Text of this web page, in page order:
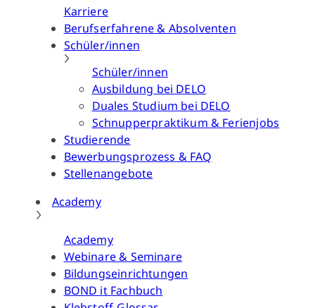
Karriere
Berufserfahrene & Absolventen
Schüler/innen
Schüler/innen
Ausbildung bei DELO
Duales Studium bei DELO
Schnupperpraktikum & Ferienjobs
Studierende
Bewerbungsprozess & FAQ
Stellenangebote
Academy
Academy
Webinare & Seminare
Bildungseinrichtungen
BOND it Fachbuch